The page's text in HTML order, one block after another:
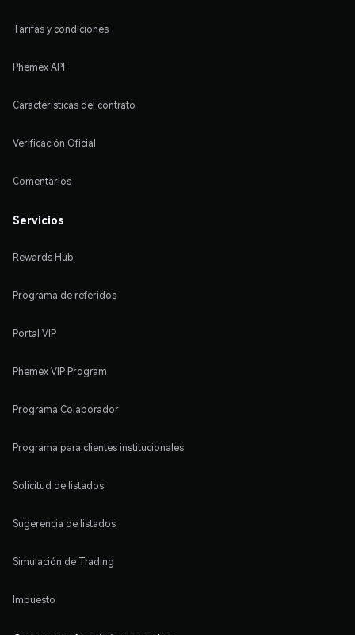
Tarifas y condiciones
Phemex API
Características del contrato
Verificación Oficial
Comentarios
Servicios
Rewards Hub
Programa de referidos
Portal VIP
Phemex VIP Program
Programa Colaborador
Programa para clientes institucionales
Solicitud de listados
Sugerencia de listados
Simulación de Trading
Impuesto